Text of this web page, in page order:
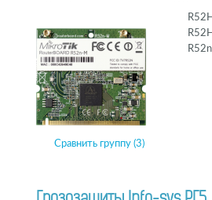
Сравнить группу (3)
R52H